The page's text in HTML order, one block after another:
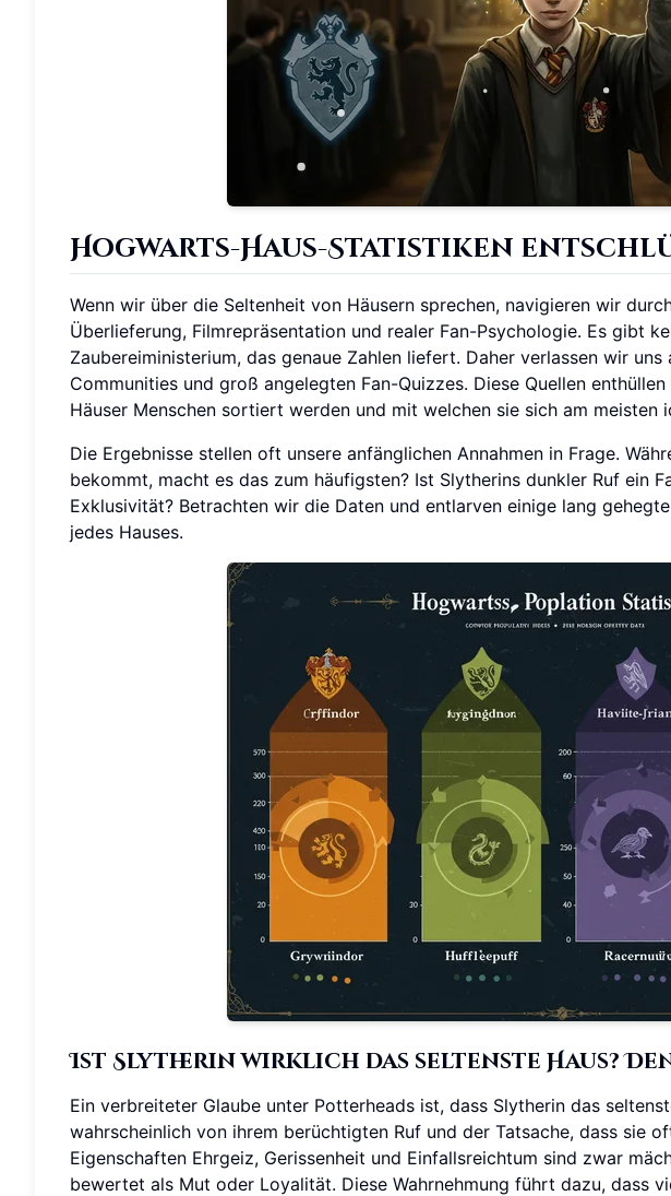
Hogwarts-Haus-Statistiken
Wenn wir über die Seltenheit von Häusern sprechen, navigieren wir
Überlieferung, Filmrepräsentation und realer Fan-Psychologie. Es gibt
Zaubereiministerium, das genaue Zahlen liefert. Daher verlassen wir
Communities und groß angelegten Fan-Quizzes. Diese Quellen
Häuser Menschen sortiert werden und mit welchen sie sich am meisten
Die Ergebnisse stellen oft unsere anfänglichen Annahmen in Frage.
bekommt, macht es das zum häufigsten? Ist Slytherins dunkler Ruf ein
Exklusivität? Betrachten wir die Daten und entlarven einige lang
jedes Hauses.
Ist Slytherin wirklich das seltenste Haus?
Ein verbreiteter Glaube unter Potterheads ist, dass Slytherin das
wahrscheinlich von ihrem berüchtigten Ruf und der Tatsache, dass sie
Eigenschaften Ehrgeiz, Gerissenheit und Einfallsreichtum sind zwar
bewertet als Mut oder Loyalität. Diese Wahrnehmung führt dazu, dass